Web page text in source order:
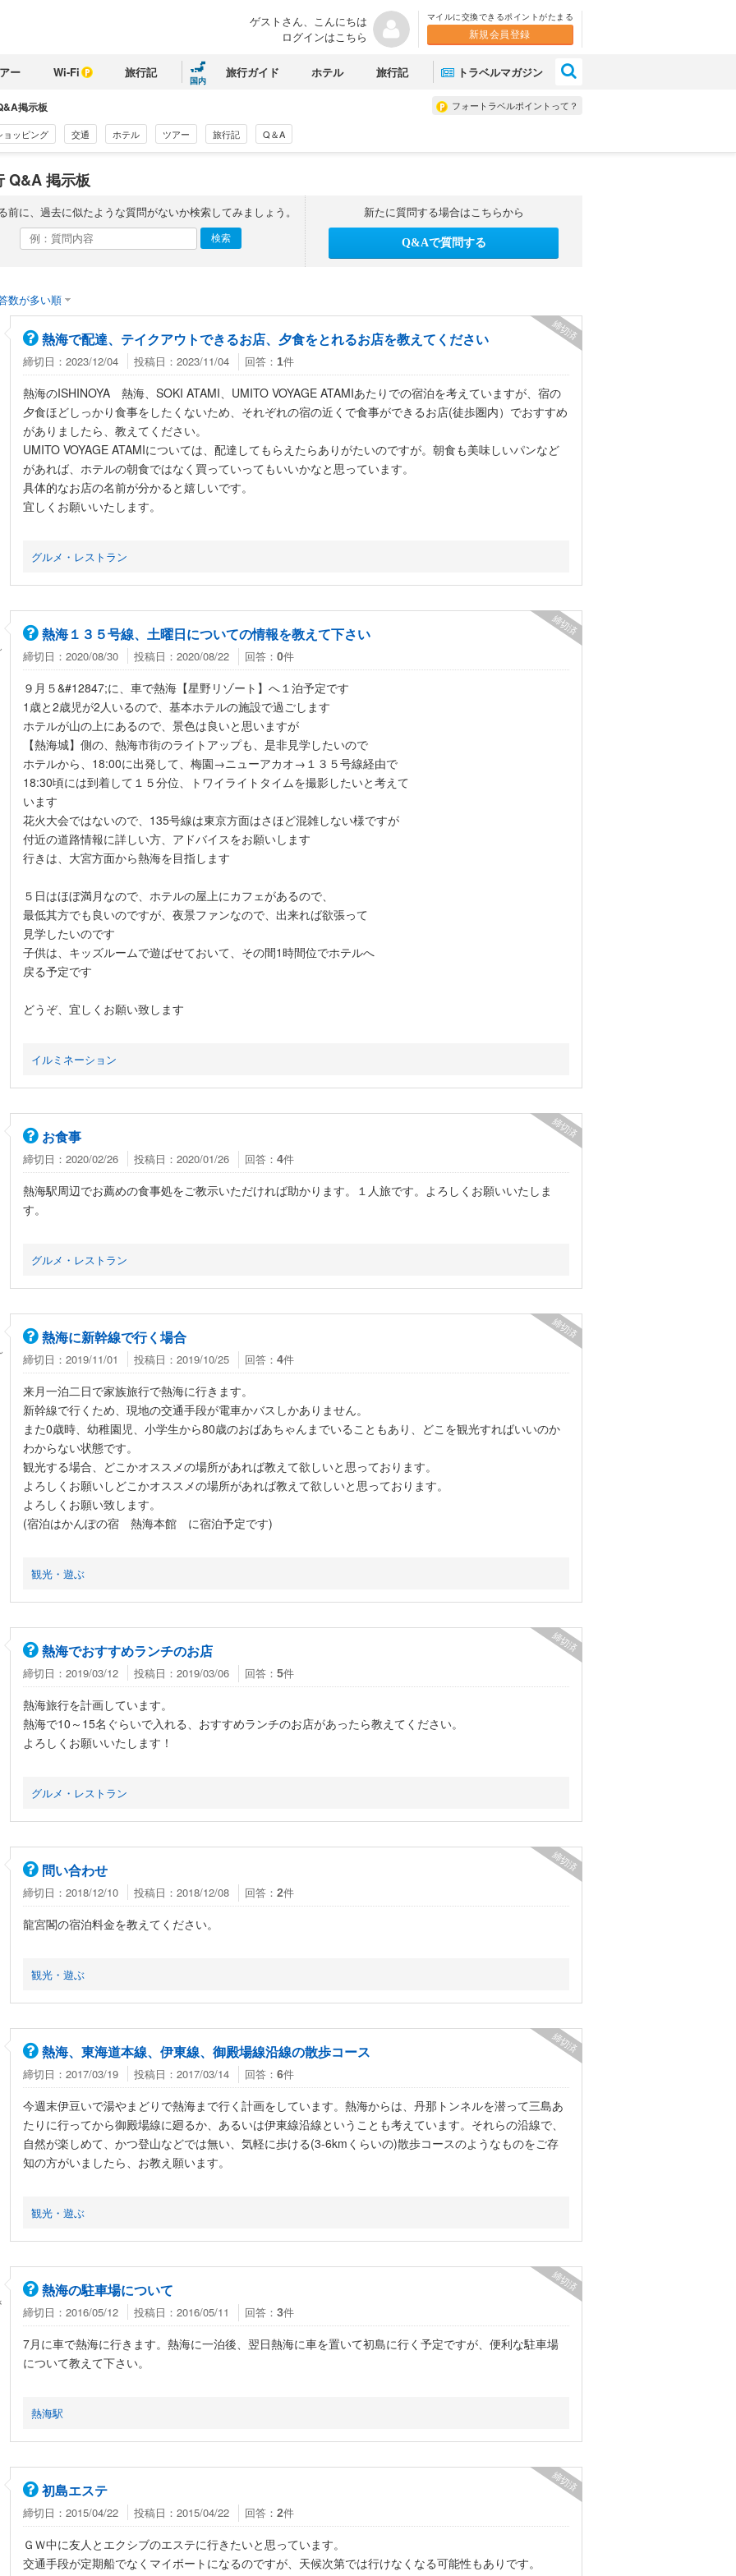
ゲストさん、こんにちは
ログインはこちら
マイルに交換できるポイントがたまる
新規会員登録
ー Wi-Fi 旅行記
国内
旅行ガイド ホテル 旅行記 トラベルマガジン
フォートラベルポイントって？
掲示板
ョッピング 交通 ホテル ツアー 旅行記 Q＆A
Q&A 掲示板
前に、過去に似たような質問がないか検索してみましょう。 新たに質問する場合はこちらから
Q&Aで質問する
数が多い順
熱海で配達、テイクアウトできるお店、夕食をとれるお店を教えてください
締切日：2023/12/04 投稿日：2023/11/04 回答： 1件
締切済
熱海のISHINOYA 熱海、SOKI ATAMI、UMITO VOYAGE ATAMIあたりでの宿泊を考えていますが、宿の
夕食ほどしっかり食事をしたくないため、それぞれの宿の近くで食事ができるお店(徒歩圏内）でおすすめ
がありましたら、教えてください。
UMITO VOYAGE ATAMIについては、配達してもらえたらありがたいのですが。朝食も美味しいパンなど
があれば、ホテルの朝食ではなく買っていってもいいかなと思っています。
具体的なお店の名前が分かると嬉しいです。
宜しくお願いいたします。
グルメ・レストラン
熱海１３５号線、土曜日についての情報を教えて下さい
締切日：2020/08/30 投稿日：2020/08/22 回答： 0件
締切済
９月５&#12847;に、車で熱海【星野リゾート】へ１泊予定です
1歳と2歳児が2人いるので、基本ホテルの施設で過ごします
ホテルが山の上にあるので、景色は良いと思いますが
【熱海城】側の、熱海市街のライトアップも、是非見学したいので
ホテルから、18:00に出発して、梅園→ニューアカオ→１３５号線経由で
18:30頃には到着して１５分位、トワイライトタイムを撮影したいと考えて
います
花火大会ではないので、135号線は東京方面はさほど混雑しない様ですが
付近の道路情報に詳しい方、アドバイスをお願いします
行きは、大宮方面から熱海を目指します
５日はほぼ満月なので、ホテルの屋上にカフェがあるので、
最低其方でも良いのですが、夜景ファンなので、出来れば欲張って
見学したいのです
子供は、キッズルームで遊ばせておいて、その間1時間位でホテルへ
戻る予定です
どうぞ、宜しくお願い致します
イルミネーション
お食事
締切日：2020/02/26 投稿日：2020/01/26 回答： 4件
締切済
熱海駅周辺でお薦めの食事処をご教示いただければ助かります。１人旅です。よろしくお願いいたしま
す。
グルメ・レストラン
熱海に新幹線で行く場合
締切日：2019/11/01 投稿日：2019/10/25 回答： 4件
締切済
来月一泊二日で家族旅行で熱海に行きます。
新幹線で行くため、現地の交通手段が電車かバスしかありません。
また0歳時、幼稚園児、小学生から80歳のおばあちゃんまでいることもあり、どこを観光すればいいのか
わからない状態です。
観光する場合、どこかオススメの場所があれば教えて欲しいと思っております。
よろしくお願いしどこかオススメの場所があれば教えて欲しいと思っております。
よろしくお願い致します。
(宿泊はかんぽの宿 熱海本館 に宿泊予定です)
観光・遊ぶ
熱海でおすすめランチのお店
締切日：2019/03/12 投稿日：2019/03/06 回答： 5件
締切済
熱海旅行を計画しています。
熱海で10～15名ぐらいで入れる、おすすめランチのお店があったら教えてください。
よろしくお願いいたします！
グルメ・レストラン
問い合わせ
締切日：2018/12/10 投稿日：2018/12/08 回答： 2件
締切済
龍宮閣の宿泊料金を教えてください。
観光・遊ぶ
熱海、東海道本線、伊東線、御殿場線沿線の散歩コース
締切日：2017/03/19 投稿日：2017/03/14 回答： 6件
締切済
今週末伊豆いで湯やまどりで熱海まで行く計画をしています。熱海からは、丹那トンネルを潜って三島あ
たりに行ってから御殿場線に廻るか、あるいは伊東線沿線ということも考えています。それらの沿線で、
自然が楽しめて、かつ登山などでは無い、気軽に歩ける(3-6kmくらいの)散歩コースのようなものをご存
知の方がいましたら、お教え願います。
観光・遊ぶ
熱海の駐車場について
締切日：2016/05/12 投稿日：2016/05/11 回答： 3件
締切済
7月に車で熱海に行きます。熱海に一泊後、翌日熱海に車を置いて初島に行く予定ですが、便利な駐車場
について教えて下さい。
熱海駅
初島エステ
締切日：2015/04/22 投稿日：2015/04/22 回答： 2件
締切済
ＧＷ中に友人とエクシブのエステに行きたいと思っています。
交通手段が定期船でなくマイボートになるのですが、天候次第では行けなくなる可能性もありです。